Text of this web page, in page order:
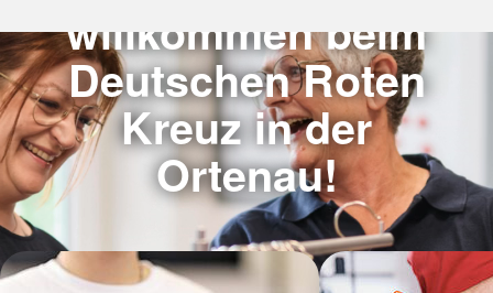
willkommen beim
Deutschen Roten
Kreuz in der
Ortenau!